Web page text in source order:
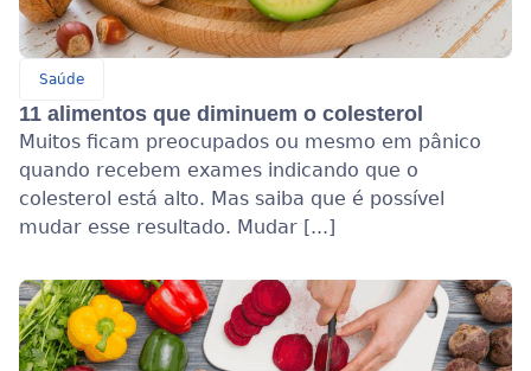
Saúde
11 alimentos que diminuem o colesterol
Muitos ficam preocupados ou mesmo em pânico
quando recebem exames indicando que o
colesterol está alto. Mas saiba que é possível
mudar esse resultado. Mudar [...]